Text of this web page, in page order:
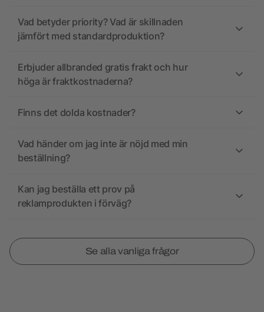
Vad betyder priority? Vad är skillnaden
jämfört med standardproduktion?
Erbjuder allbranded gratis frakt och hur
höga är fraktkostnaderna?
Finns det dolda kostnader?
Vad händer om jag inte är nöjd med min
beställning?
Kan jag beställa ett prov på
reklamprodukten i förväg?
Se alla vanliga frågor